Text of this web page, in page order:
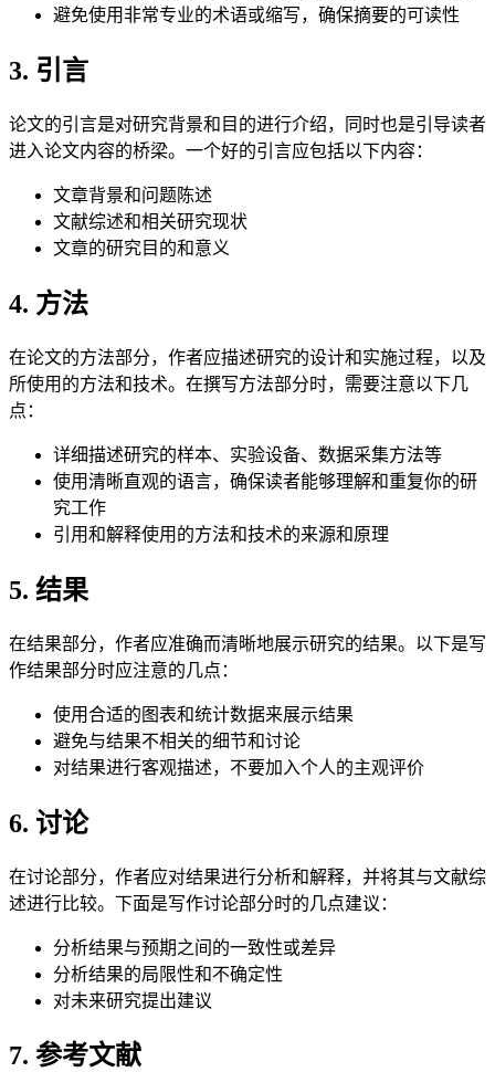
避免使用非常专业的术语或缩写，确保摘要的可读性
3. 引言
论文的引言是对研究背景和目的进行介绍，同时也是引导读者
进入论文内容的桥梁。一个好的引言应包括以下内容：
文章背景和问题陈述
文献综述和相关研究现状
文章的研究目的和意义
4. 方法
在论文的方法部分，作者应描述研究的设计和实施过程，以及
所使用的方法和技术。在撰写方法部分时，需要注意以下几
点：
详细描述研究的样本、实验设备、数据采集方法等
使用清晰直观的语言，确保读者能够理解和重复你的研
究工作
引用和解释使用的方法和技术的来源和原理
5. 结果
在结果部分，作者应准确而清晰地展示研究的结果。以下是写
作结果部分时应注意的几点：
使用合适的图表和统计数据来展示结果
避免与结果不相关的细节和讨论
对结果进行客观描述，不要加入个人的主观评价
6. 讨论
在讨论部分，作者应对结果进行分析和解释，并将其与文献综
述进行比较。下面是写作讨论部分时的几点建议：
分析结果与预期之间的一致性或差异
分析结果的局限性和不确定性
对未来研究提出建议
7. 参考文献